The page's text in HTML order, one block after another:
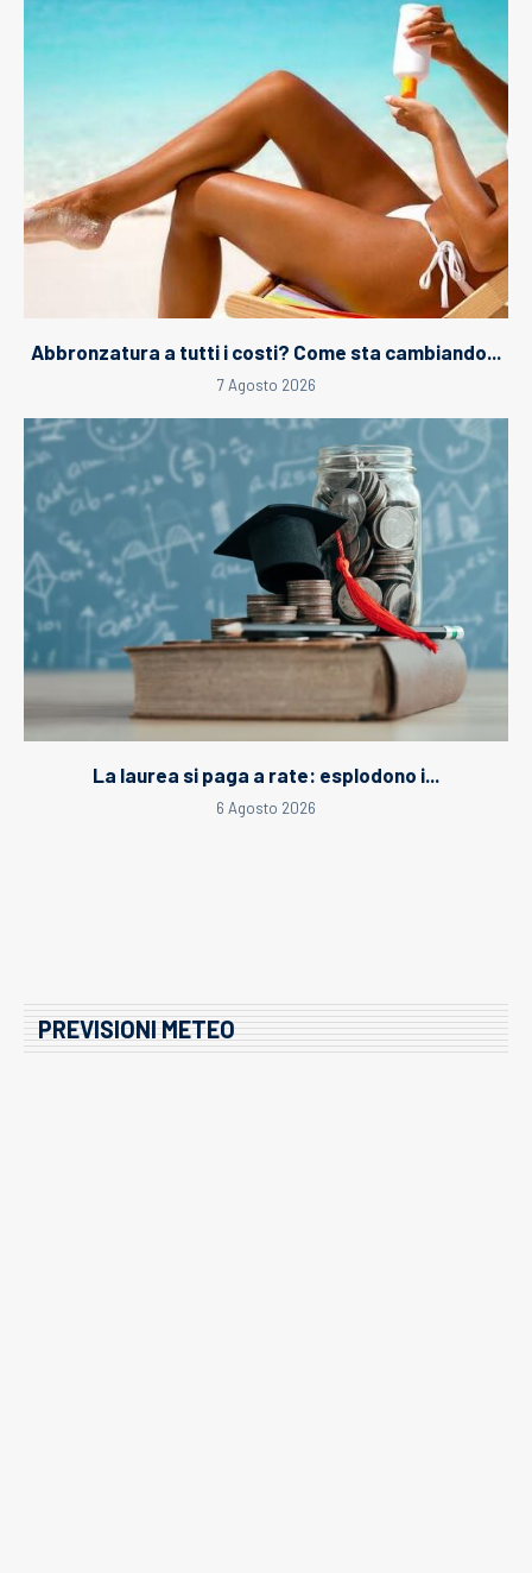
Abbronzatura a tutti i costi? Come sta cambiando...
7 Agosto 2026
La laurea si paga a rate: esplodono i...
6 Agosto 2026
PREVISIONI METEO